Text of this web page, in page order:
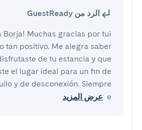
الرد من GuestReady
Borja! Muchas gracias por tu
tan positivo. Me alegra saber
de tu estancia y que
el lugar ideal para un fin de
y de desconexión. Siempre
e عرض المزيد